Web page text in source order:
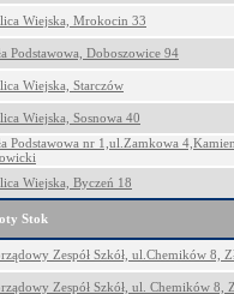
Wiejska, Mrokocin 33
Podstawowa, Doboszowice 94
Wiejska, Starczów
Wiejska, Sosnowa 40
Podstawowa nr 1,ul.Zamkowa
Wiejska, Byczeń 18
Stok
Zespół Szkół, ul.Chemików 8,
Zespół Szkół, ul. Chemików 8,